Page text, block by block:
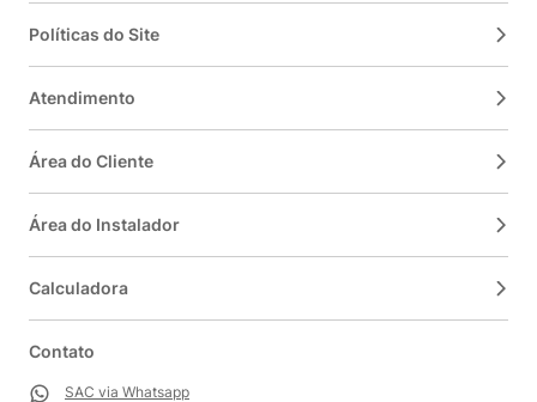
Políticas do Site
Atendimento
Área do Cliente
Área do Instalador
Calculadora
Contato
SAC via Whatsapp